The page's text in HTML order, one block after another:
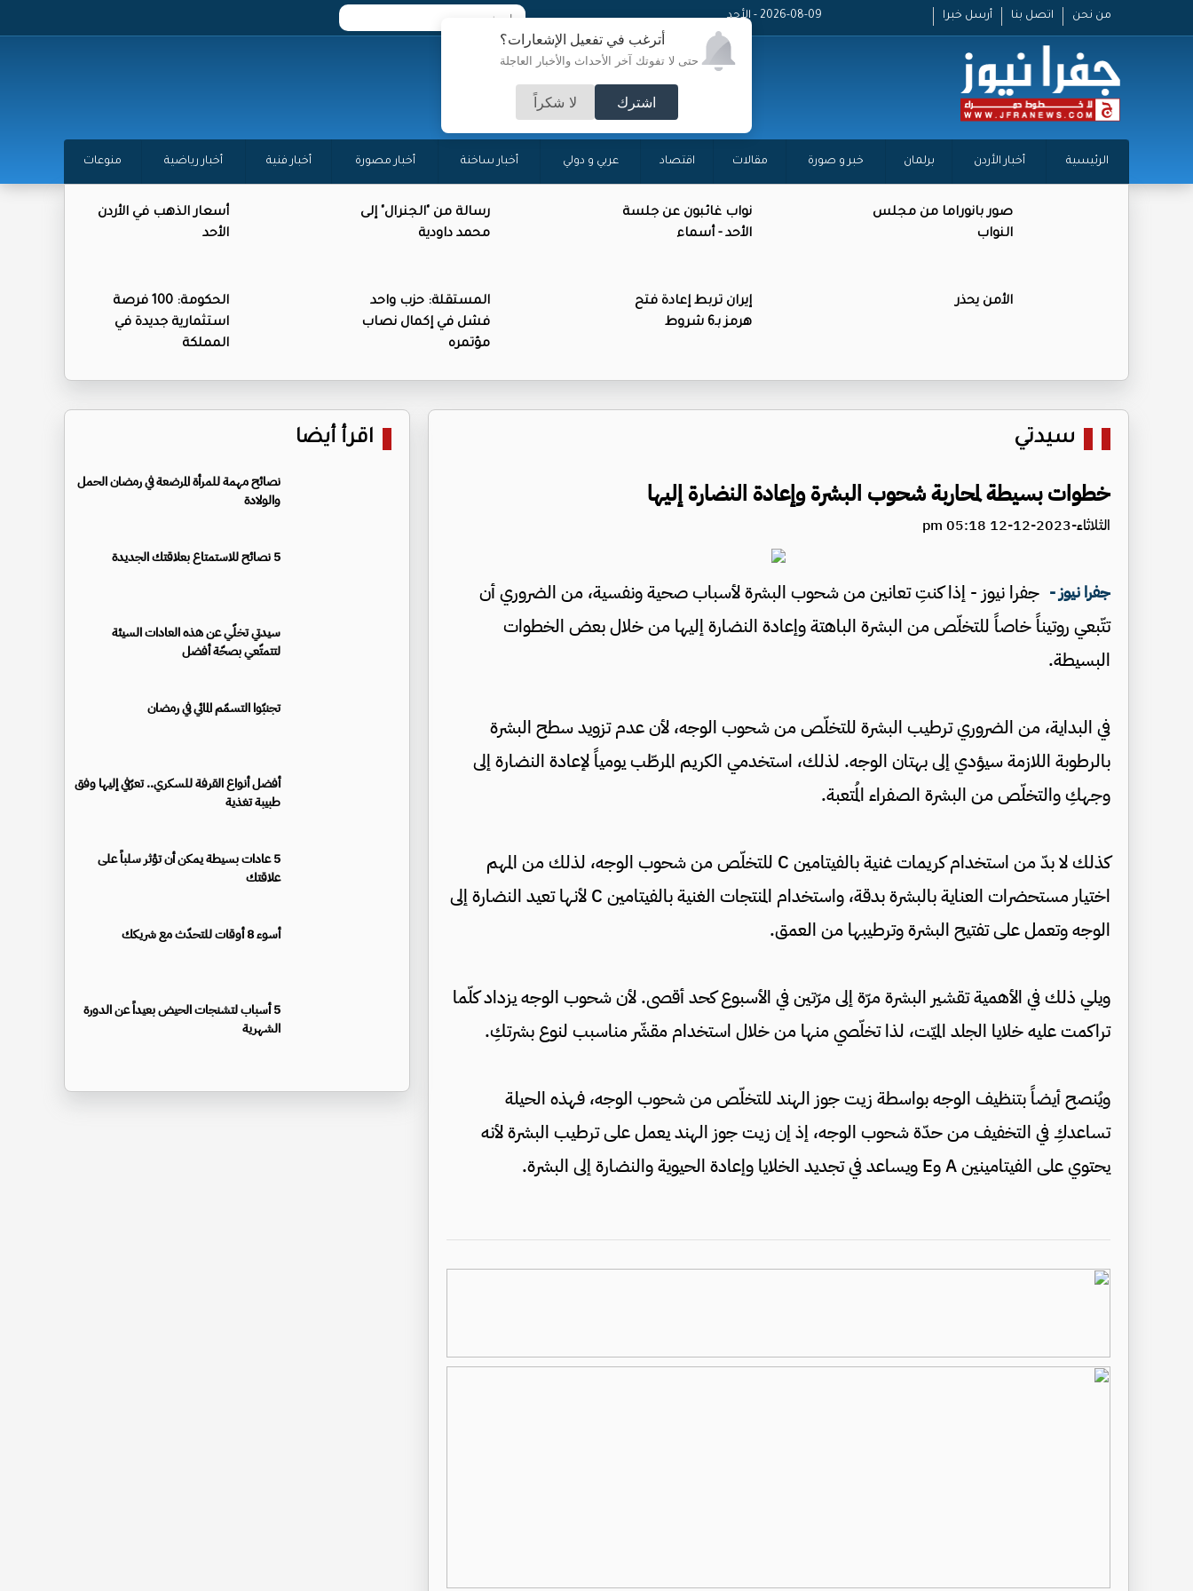
أترغب في تفعيل الإشعارات؟
حتى لا تفوتك آخر الأحداث والأخبار العاجلة
اشترك لا شكراً
من نحن اتصل بنا أرسل خبرا 2026-08-09 - الأحد
الرئيسية أخبار الأردن برلمان خبر و صورة مقالات اقتصاد عربي و دولي أخبار ساخنة أخبار مصورة أخبار فنية أخبار رياضية منوعات
صور بانوراما من مجلس
النواب
نواب غائبون عن جلسة
الأحد - أسماء
رسالة من "الجنرال" إلى
محمد داودية
أسعار الذهب في الأردن
الأحد
الأمن يحذر
إيران تربط إعادة فتح
هرمز بـ6 شروط
المستقلة: حزب واحد
فشل في إكمال نصاب
مؤتمره
الحكومة: 100 فرصة
استثمارية جديدة في
المملكة
سيدتي
خطوات بسيطة لمحاربة شحوب البشرة وإعادة النضارة إليها
الثلاثاء-2023-12-12 05:18 pm
جفرا نيوز - جفرا نيوز - إذا كنتِ تعانين من شحوب البشرة لأسباب صحية ونفسية، من الضروري أن
تتّبعي روتيناً خاصاً للتخلّص من البشرة الباهتة وإعادة النضارة إليها من خلال بعض الخطوات
البسيطة.
في البداية، من الضروري ترطيب البشرة للتخلّص من شحوب الوجه، لأن عدم تزويد سطح البشرة
بالرطوبة اللازمة سيؤدي إلى بهتان الوجه. لذلك، استخدمي الكريم المرطّب يومياً لإعادة النضارة إلى
وجهكِ والتخلّص من البشرة الصفراء المُتعبة.
كذلك لا بدّ من استخدام كريمات غنية بالفيتامين C للتخلّص من شحوب الوجه، لذلك من المهم
اختيار مستحضرات العناية بالبشرة بدقة، واستخدام المنتجات الغنية بالفيتامين C لأنها تعيد النضارة إلى
الوجه وتعمل على تفتيح البشرة وترطيبها من العمق.
ويلي ذلك في الأهمية تقشير البشرة مرّة إلى مرّتين في الأسبوع كحد أقصى. لأن شحوب الوجه يزداد كلّما
تراكمت عليه خلايا الجلد الميّت، لذا تخلّصي منها من خلال استخدام مقشّر مناسبب لنوع بشرتكِ.
ويُنصح أيضاً بتنظيف الوجه بواسطة زيت جوز الهند للتخلّص من شحوب الوجه، فهذه الحيلة
تساعدكِ في التخفيف من حدّة شحوب الوجه، إذ إن زيت جوز الهند يعمل على ترطيب البشرة لأنه
يحتوي على الفيتامينين A وE ويساعد في تجديد الخلايا وإعادة الحيوية والنضارة إلى البشرة.
اقرأ أيضا
نصائح مهمة للمرأة المرضعة في رمضان الحمل
والولادة
5 نصائح للاستمتاع بعلاقتك الجديدة
سيدتي تخلّي عن هذه العادات السيئة
لتتمتّعي بصحّة أفضل
تجنبّوا التسمّم المائي في رمضان
أفضل أنواع القرفة للسكري.. تعرّفي إليها وفق
طبيبة تغذية
5 عادات بسيطة يمكن أن تؤثر سلباً على
علاقتك
أسوء 8 أوقات للتحدّث مع شريكك
5 أسباب لتشنجات الحيض بعيداً عن الدورة
الشهرية